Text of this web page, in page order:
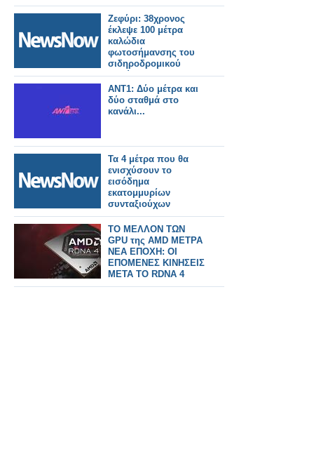
Ζεφύρι: 38χρονος
έκλεψε 100 μέτρα
καλώδια
φωτοσήμανσης του
σιδηροδρομικού
δικτύου
ΑΝΤ1: Δύο μέτρα και
δύο σταθμά στο
κανάλι...
Τα 4 μέτρα που θα
ενισχύσουν το
εισόδημα
εκατομμυρίων
συνταξιούχων
ΤΟ ΜΕΛΛΟΝ ΤΩΝ
GPU της AMD ΜΕΤΡΑ
ΝΕΑ ΕΠΟΧΗ: ΟΙ
ΕΠΟΜΕΝΕΣ ΚΙΝΗΣΕΙΣ
ΜΕΤΑ ΤΟ RDNA 4